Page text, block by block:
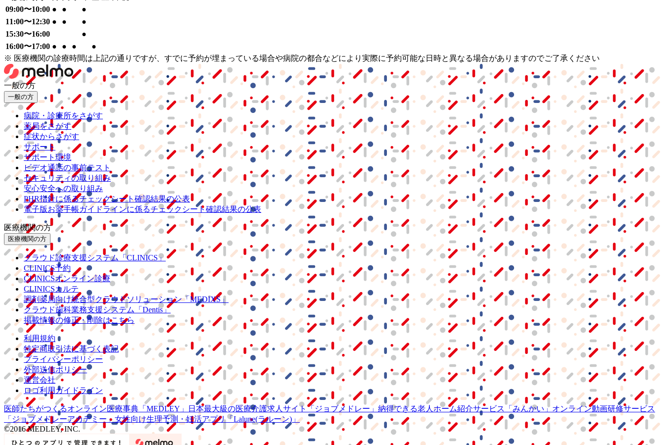
09:00〜10:00 ● ●
●
11:00〜12:30 ● ●
●
15:30〜16:00
●
16:00〜17:00 ● ● ●
●
※ 医療機関の診療時間は上記の通りですが、すでに予約が埋まっている場合や病院の都合などにより実際に予約可能な日時と異なる場合がありますのでご了承ください
一般の方
一般の方
病院・診療所をさがす
薬局をさがす
症状からさがす
サポート
サポート環境
ビデオ通話の事前テスト
セキュリティの取り組み
安心安全への取り組み
PHR指針に係るチェックシート確認結果の公表
電子版お薬手帳ガイドラインに係るチェックシート確認結果の公表
医療機関の方
医療機関の方
クラウド診療支援システム
「CLINICS」
CLINICS予約
CLINICSオンライン診療
CLINICSカルテ
調剤薬局向け統合型クラウドソリューション「MEDIXS」
クラウド歯科業務支援システム
「Dentis」
掲載情報の修正・削除はこちら
利用規約
特定商取引法に基づく表記
プライバシーポリシー
外部送信ポリシー
運営会社
ロゴ利用ガイドライン
医師たちがつくるオンライン医療事典 「MEDLEY」 日本最大級の医療介護求人サイト 「ジョブメドレー」 納得できる老人ホーム紹介サービス 「みんかい」 オンライン動画研修サービス
「ジョブメドレーアカデミー」 女性向け生理予測・妊活アプリ「Lalune(ラルーン)」
©2016 MEDLEY, INC.